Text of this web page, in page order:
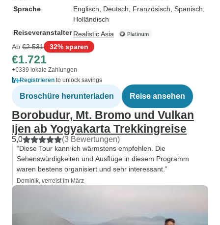
Sprache
Englisch, Deutsch, Französisch, Spanisch,
Holländisch
Reiseveranstalter Realistic Asia
Ab €2.531 32% sparen
€1.721
+€339 lokale Zahlungen
Registrieren to unlock savings
Broschüre herunterladen Reise ansehen
Borobudur, Mt. Bromo und Vulkan
Ijen ab Yogyakarta Trekkingreise
5,0 (3 Bewertungen)
“Diese Tour kann ich wärmstens empfehlen. Die
Sehenswürdigkeiten und Ausflüge in diesem Programm
waren bestens organisiert und sehr interessant.”
Dominik, verreist im März